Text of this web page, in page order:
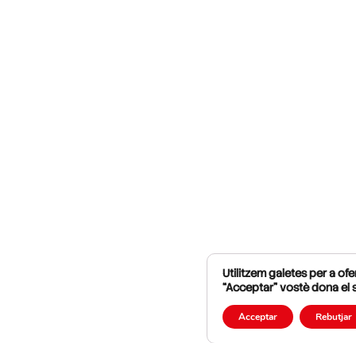
Utilitzem galetes per a
“Acceptar” vostè dona el
Acceptar Rebutjar